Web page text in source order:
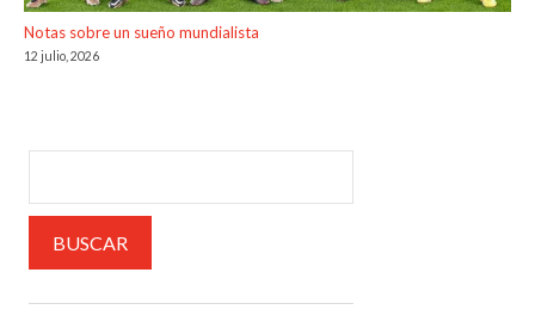
Notas sobre un sueño mundialista
12 julio, 2026